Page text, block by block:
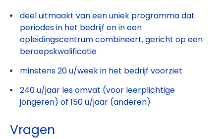
deel uitmaakt van een uniek programma dat
periodes in het bedrijf en in een
opleidingscentrum combineert, gericht op een
beroepskwalificatie
minstens 20 u/week in het bedrijf voorziet
240 u/jaar les omvat (voor leerplichtige
jongeren) of 150 u/jaar (anderen)
Vragen